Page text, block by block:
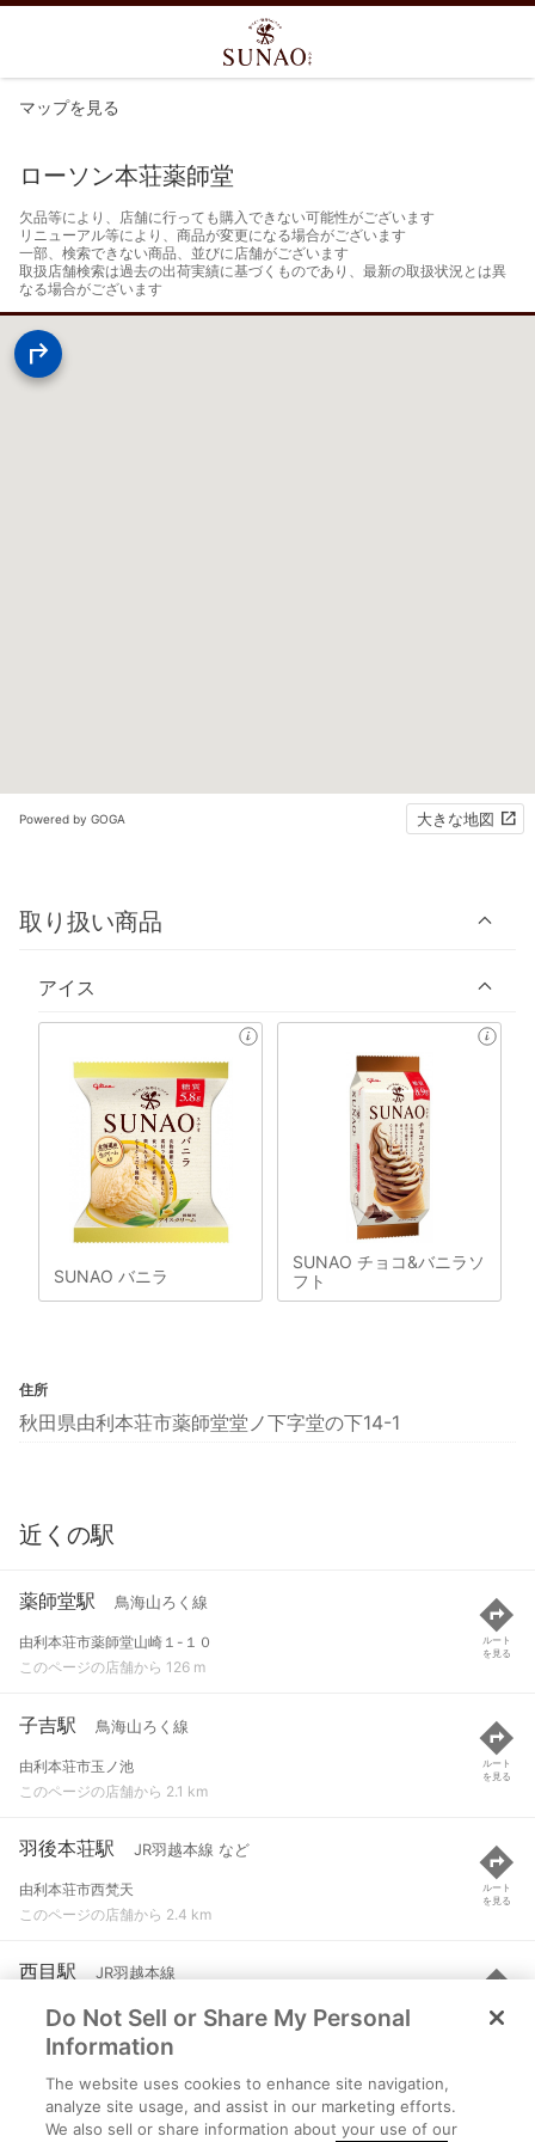
マップを見る
ローソン本荘薬師堂
欠品等により、店舗に行っても購入できない可能性がございます
リニューアル等により、商品が変更になる場合がございます
一部、検索できない商品、並びに店舗がございます
取扱店舗検索は過去の出荷実績に基づくものであり、最新の取扱状況とは異
なる場合がございます
Powered by GOGA 大きな地図
取り扱い商品
アイス
SUNAO バニラ
SUNAO チョコ&バニラソ
フト
住所
秋田県由利本荘市薬師堂堂ノ下字堂の下14-1
近くの駅
薬師堂駅 鳥海山ろく線
由利本荘市薬師堂山崎１-１０
このページの店舗から 126 m
ルート
を見る
子吉駅 鳥海山ろく線
由利本荘市玉ノ池
このページの店舗から 2.1 km
ルート
を見る
羽後本荘駅 JR羽越本線 など
由利本荘市西梵天
このページの店舗から 2.4 km
ルート
を見る
西目駅 JR羽越本線
由利本荘市西目町沼田
このページの店舗から 3.4 km
ルート
を見る
鮎川駅 鳥海山ろく線
由利本荘市東鮎川
Do Not Sell or Share My Personal
Information
The website uses cookies to enhance site navigation,
analyze site usage, and assist in our marketing efforts.
We also sell or share information about your use of our